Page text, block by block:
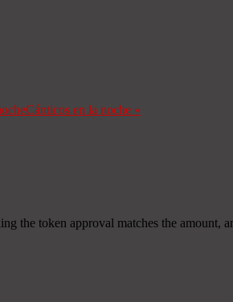
Cánticos en la noche »
the token approval matches the amount,